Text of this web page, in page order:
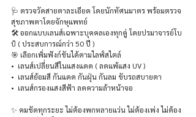
🩺 ตรวจวัดสายตาละเอียด โดยนักทัศนมาตร พร้อมตรวจ
สุขภาพตาโดยจักษุแพทย์
🛠 ออกแบบเลนส์เฉพาะบุคคลเองทุกคู่ โดยปรมาจารย์โบ
บิ ( ประสบการณ์กว่า 50 ปี )
🎯 เลือกเพิ่มฟังก์ชันได้ตามไลฟ์สไตล์
•  เลนส์เปลี่ยนสีในแสงแดด ( ลดแพ้แสง UV )
•  เลนส์ย้อมสี กันแดด กันฝุ่น กันลม ขับรถสบายตา
•  เลนส์กรองแสงสีฟ้า ลดความล้าหน้าจอ
✨ คมชัดทุกระยะ ไม่ต้องพกหลายแว่น ไม่ต้องเพ่ง ไม่ต้อง